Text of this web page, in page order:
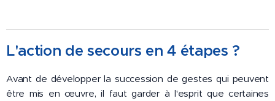
L'action de secours en 4 étapes ?
Avant de développer la succession de gestes qui peuvent
être mis en œuvre, il faut garder à l'esprit que certaines